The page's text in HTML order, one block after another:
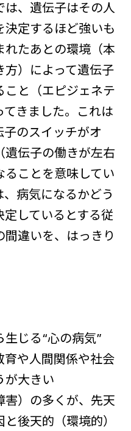
は、遺伝子はその人
決定するほど強いも
れたあとの環境（本
方）によって遺伝子
こと（エピジェネテ
てきました。これは
のスイッチがオ
遺伝子の働きが左右
ることを意味してい
、病気になるかどう
しているとする従
違いを、はっきり
じる“心の病気”
育や人間関係や社会
が大きい
害）の多くが、先天
後天的（環境的）